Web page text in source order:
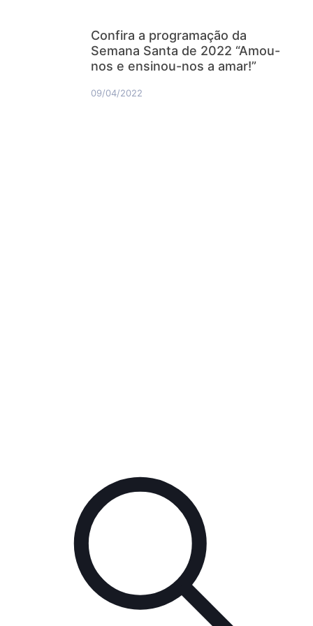
Confira a programação da
Semana Santa de 2022 “Amou-
nos e ensinou-nos a amar!”
09/04/2022